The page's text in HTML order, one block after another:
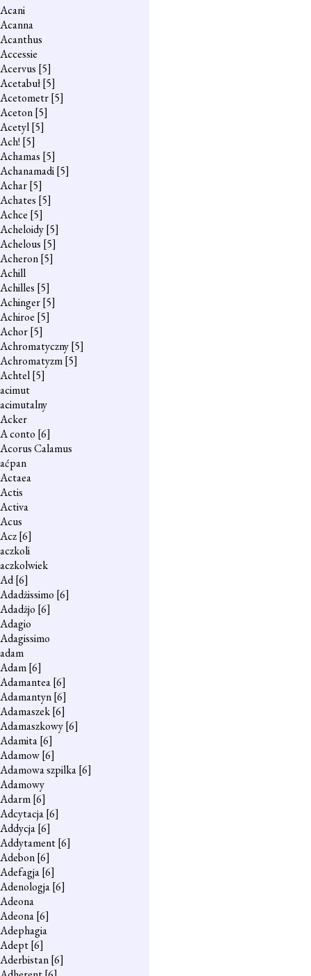
Acani
Acanna
Acanthus
Accessie
Acervus [5]
Acetabuł[5]
Acetometr[5]
Aceton[5]
Acetyl[5]
Ach! [5]
Achamas [5]
Achanamadi[5]
Achar[5]
Achates [5]
Achce [5]
Acheloidy[5]
Achelous [5]
Acheron[5]
Achill
Achilles [5]
Achinger[5]
Achiroe [5]
Achor[5]
Achromatyczny[5]
Achromatyzm[5]
Achtel[5]
acimut
acimutalny
Acker
A conto [6]
Acorus Calamus
aćpan
Actaea
Actis
Activa
Acus
Acz[6]
aczkoli
aczkolwiek
Ad[6]
Adadżissimo [6]
Adadżjo [6]
Adagio
Adagissimo
adam
Adam[6]
Adamantea[6]
Adamantyn[6]
Adamaszek[6]
Adamaszkowy[6]
Adamita[6]
Adamow[6]
Adamowa szpilka[6]
Adamowy
Adarm[6]
Adcytacja[6]
Addycja[6]
Addytament[6]
Adebon[6]
Adefagja[6]
Adenologja[6]
Adeona
Adeona[6]
Adephagia
Adept[6]
Aderbistan[6]